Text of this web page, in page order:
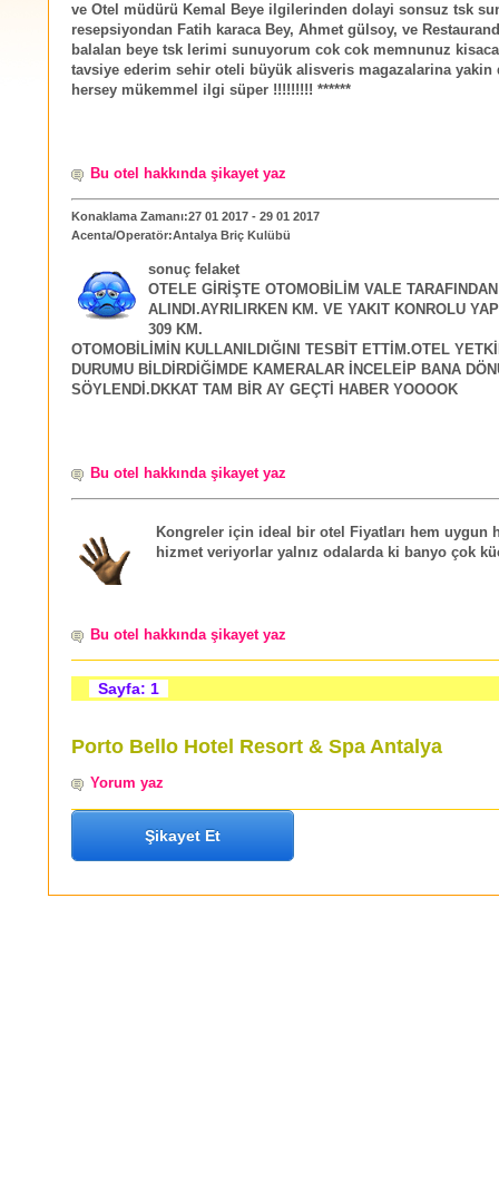
ve Otel müdürü Kemal Beye ilgilerinden dolayi sonsuz tsk
resepsiyondan Fatih karaca Bey, Ahmet gülsoy, ve
balalan beye tsk lerimi sunuyorum cok cok memnunuz
tavsiye ederim sehir oteli büyük alisveris magazalarina yakin
hersey mükemmel ilgi süper !!!!!!!!! ******
Bu otel hakkında şikayet yaz
Konaklama Zamanı:27 01 2017 - 29 01 2017
Acenta/Operatör:Antalya Briç Kulübü
sonuç felaket
OTELE GİRİŞTE OTOMOBİLİM VALE
ALINDI.AYRILIRKEN KM. VE YAKIT KONROLU
309 KM.
OTOMOBİLİMİN KULLANILDIĞINI TESBİT ETTİM.OTEL
DURUMU BİLDİRDİĞİMDE KAMERALAR İNCELEİP BANA
SÖYLENDİ.DKKAT TAM BİR AY GEÇTİ HABER YOOOOK
Bu otel hakkında şikayet yaz
Kongreler için ideal bir otel Fiyatları hem uygun
hizmet veriyorlar yalnız odalarda ki banyo çok
Bu otel hakkında şikayet yaz
Sayfa: 1
Porto Bello Hotel Resort & Spa Antalya
Yorum yaz
Şikayet Et